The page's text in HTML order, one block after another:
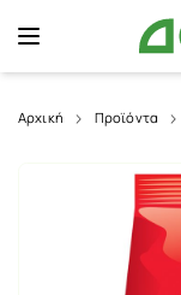
Αρχική Προϊόντα